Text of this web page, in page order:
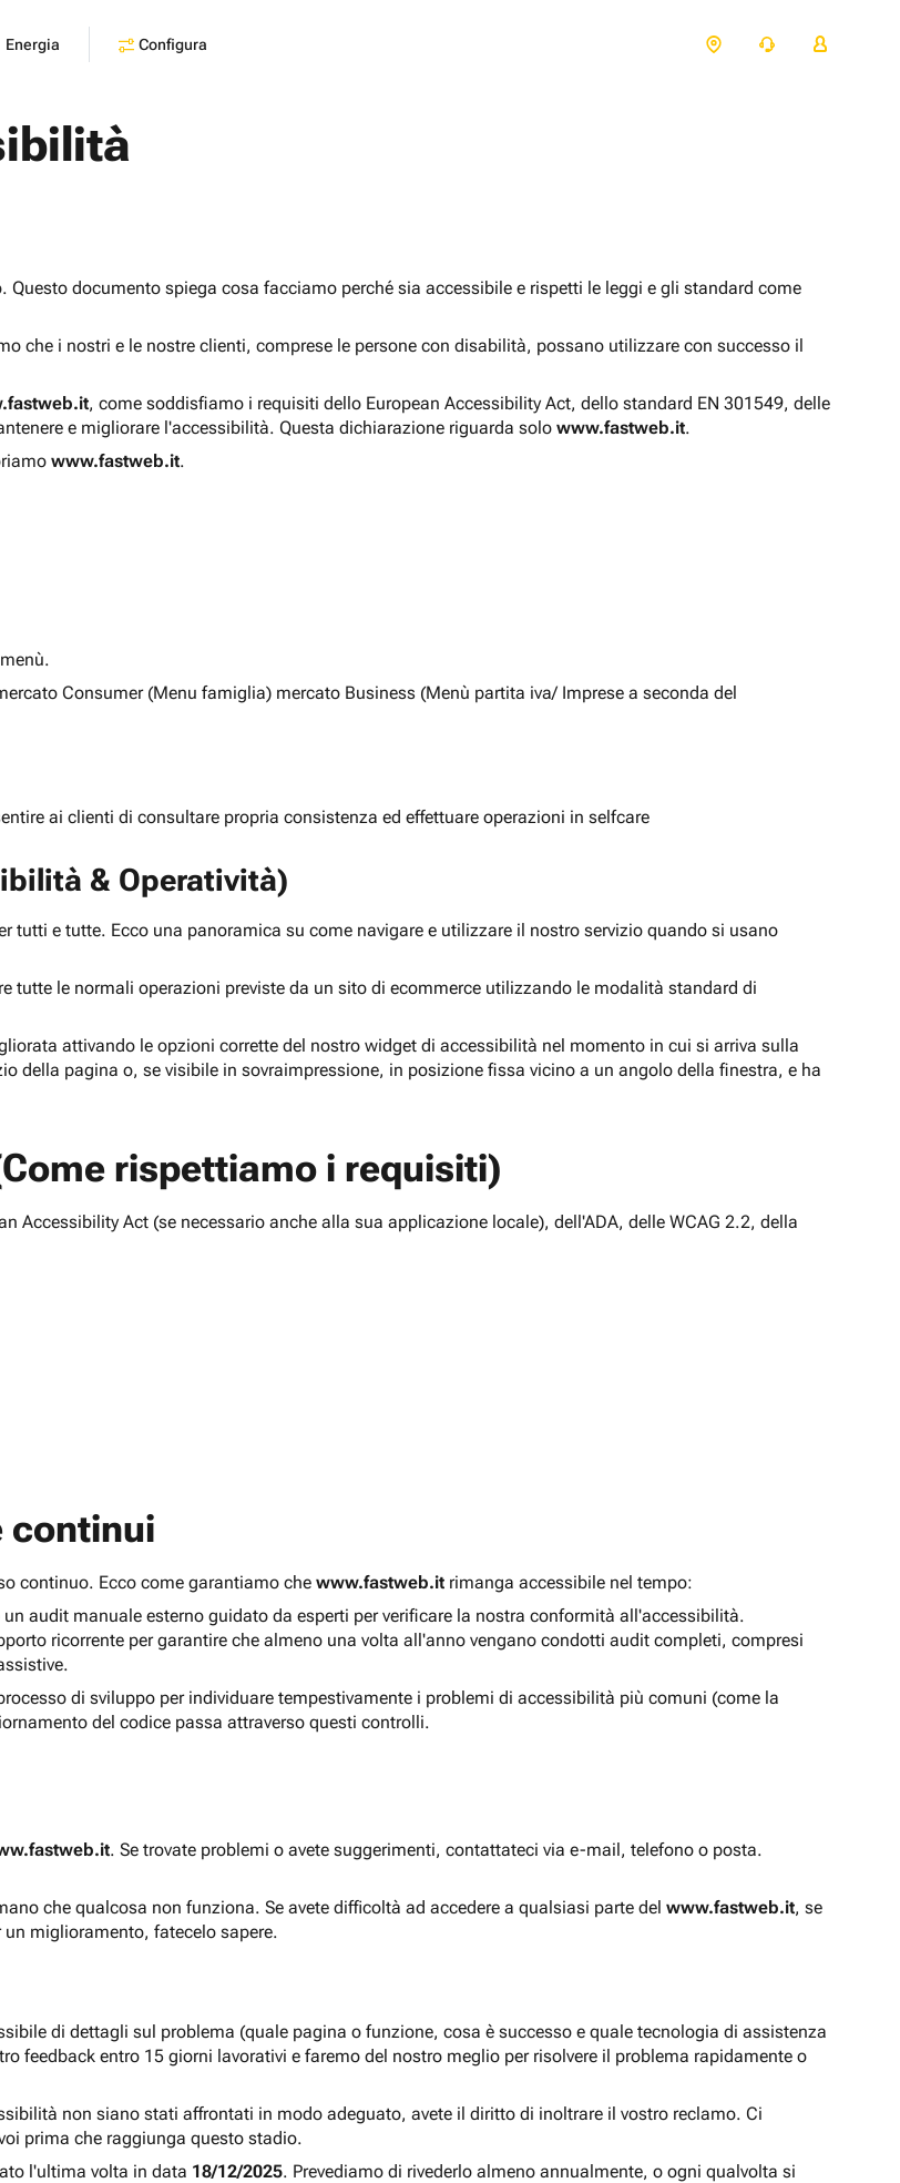
Energia Configura
documento spiega cosa facciamo perché sia accessibile e rispetti le leggi e gli standard come
che i nostri e le nostre clienti, comprese le persone con disabilità, possano utilizzare con successo il
, come soddisfiamo i requisiti dello European Accessibility Act, dello standard EN 301549, delle
e migliorare l'accessibilità. Questa dichiarazione riguarda solo www.fastweb.it.
www.fastweb.it.
Consumer (Menu famiglia) mercato Business (Menù partita iva/ Imprese a seconda del
ai clienti di consultare propria consistenza ed effettuare operazioni in selfcare
& Operatività)
tutti e tutte. Ecco una panoramica su come navigare e utilizzare il nostro servizio quando si usano
tutte le normali operazioni previste da un sito di ecommerce utilizzando le modalità standard di
attivando le opzioni corrette del nostro widget di accessibilità nel momento in cui si arriva sulla
della pagina o, se visibile in sovraimpressione, in posizione fissa vicino a un angolo della finestra, e ha
rispettiamo i requisiti)
Accessibility Act (se necessario anche alla sua applicazione locale), dell'ADA, delle WCAG 2.2, della
continui
continuo. Ecco come garantiamo che www.fastweb.it rimanga accessibile nel tempo:
audit manuale esterno guidato da esperti per verificare la nostra conformità all'accessibilità.
ricorrente per garantire che almeno una volta all'anno vengano condotti audit completi, compresi
di sviluppo per individuare tempestivamente i problemi di accessibilità più comuni (come la
del codice passa attraverso questi controlli.
. Se trovate problemi o avete suggerimenti, contattateci via e-mail, telefono o posta.
che qualcosa non funziona. Se avete difficoltà ad accedere a qualsiasi parte del www.fastweb.it, se
miglioramento, fatecelo sapere.
di dettagli sul problema (quale pagina o funzione, cosa è successo e quale tecnologia di assistenza
feedback entro 15 giorni lavorativi e faremo del nostro meglio per risolvere il problema rapidamente o
non siano stati affrontati in modo adeguato, avete il diritto di inoltrare il vostro reclamo. Ci
prima che raggiunga questo stadio.
l'ultima volta in data 18/12/2025. Prevediamo di rivederlo almeno annualmente, o ogni qualvolta si